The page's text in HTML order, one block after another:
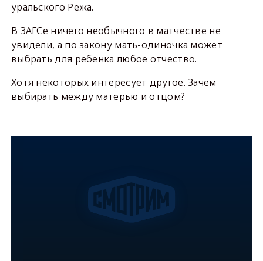
уральского Режа.
В ЗАГСе ничего необычного в матчестве не
увидели, а по закону мать-одиночка может
выбрать для ребенка любое отчество.
Хотя некоторых интересует другое. Зачем
выбирать между матерью и отцом?